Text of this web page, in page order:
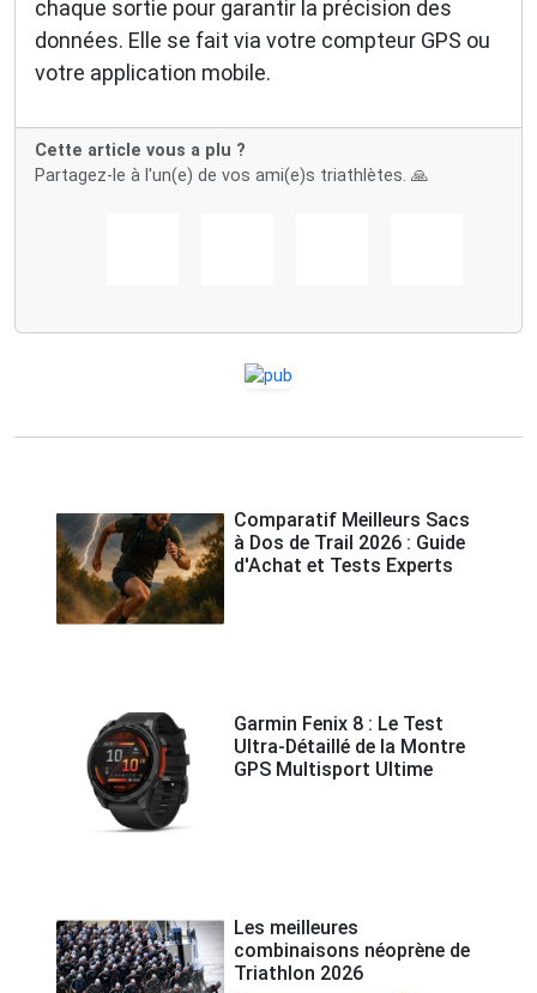
chaque sortie pour garantir la précision des
données. Elle se fait via votre compteur GPS ou
votre application mobile.
Cette article vous a plu ?
Partagez-le à l'un(e) de vos ami(e)s triathlètes. 🙏
Comparatif Meilleurs Sacs
à Dos de Trail 2026 : Guide
d'Achat et Tests Experts
Garmin Fenix 8 : Le Test
Ultra-Détaillé de la Montre
GPS Multisport Ultime
Les meilleures
combinaisons néoprène de
Triathlon 2026